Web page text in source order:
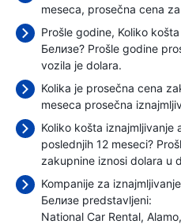
meseca, prosečna cena
Prošle godine, Koliko
Белизе? Prošle godine
vozila je dolara.
Kolika je prosečna cena
meseca prosečna
Koliko košta iznajmljivanje
poslednjih 12 meseci?
zakupnine iznosi dolara u
Kompanije za
Белизе predstavljeni:
National Car Rental Alamo